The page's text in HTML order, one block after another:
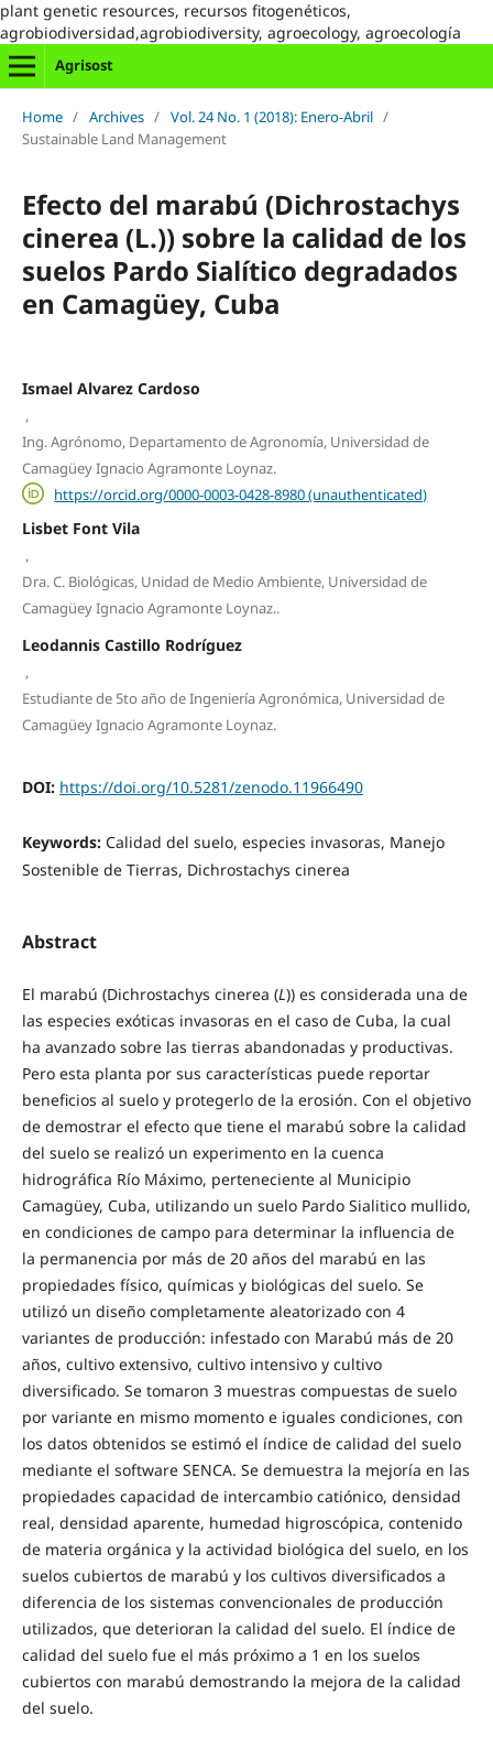
plant genetic resources, recursos fitogenéticos,
agrobiodiversidad,agrobiodiversity, agroecology, agroecología
Agrisost
Home / Archives / Vol. 24 No. 1 (2018): Enero-Abril /
Sustainable Land Management
Efecto del marabú (Dichrostachys
cinerea (L.)) sobre la calidad de los
suelos Pardo Sialítico degradados
en Camagüey, Cuba
Ismael Alvarez Cardoso
,
Ing. Agrónomo, Departamento de Agronomía, Universidad de
Camagüey Ignacio Agramonte Loynaz.
https://orcid.org/0000-0003-0428-8980 (unauthenticated)
Lisbet Font Vila
,
Dra. C. Biológicas, Unidad de Medio Ambiente, Universidad de
Camagüey Ignacio Agramonte Loynaz..
Leodannis Castillo Rodríguez
,
Estudiante de 5to año de Ingeniería Agronómica, Universidad de
Camagüey Ignacio Agramonte Loynaz.
DOI: https://doi.org/10.5281/zenodo.11966490
Keywords: Calidad del suelo, especies invasoras, Manejo
Sostenible de Tierras, Dichrostachys cinerea
Abstract
El marabú (Dichrostachys cinerea (L)) es considerada una de
las especies exóticas invasoras en el caso de Cuba, la cual
ha avanzado sobre las tierras abandonadas y productivas.
Pero esta planta por sus características puede reportar
beneficios al suelo y protegerlo de la erosión. Con el objetivo
de demostrar el efecto que tiene el marabú sobre la calidad
del suelo se realizó un experimento en la cuenca
hidrográfica Río Máximo, perteneciente al Municipio
Camagüey, Cuba, utilizando un suelo Pardo Sialitico mullido,
en condiciones de campo para determinar la influencia de
la permanencia por más de 20 años del marabú en las
propiedades físico, químicas y biológicas del suelo. Se
utilizó un diseño completamente aleatorizado con 4
variantes de producción: infestado con Marabú más de 20
años, cultivo extensivo, cultivo intensivo y cultivo
diversificado. Se tomaron 3 muestras compuestas de suelo
por variante en mismo momento e iguales condiciones, con
los datos obtenidos se estimó el índice de calidad del suelo
mediante el software SENCA. Se demuestra la mejoría en las
propiedades capacidad de intercambio catiónico, densidad
real, densidad aparente, humedad higroscópica, contenido
de materia orgánica y la actividad biológica del suelo, en los
suelos cubiertos de marabú y los cultivos diversificados a
diferencia de los sistemas convencionales de producción
utilizados, que deterioran la calidad del suelo. El índice de
calidad del suelo fue el más próximo a 1 en los suelos
cubiertos con marabú demostrando la mejora de la calidad
del suelo.